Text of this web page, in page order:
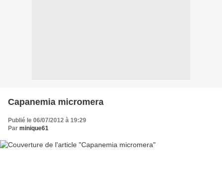
Capanemia micromera
Publié le 06/07/2012 à 19:29
Par minique61